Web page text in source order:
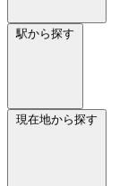
駅から探す
現在地から探す